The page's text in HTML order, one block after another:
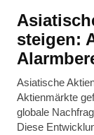
steigen:
Asiatische
Aktienmärkte
globale
Diese